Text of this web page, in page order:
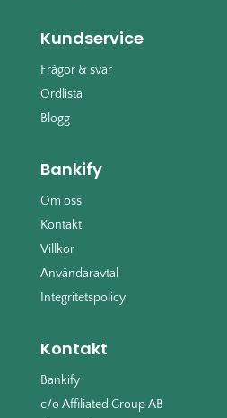
Kundservice
Frågor & svar
Ordlista
Blogg
Bankify
Om oss
Kontakt
Villkor
Användaravtal
Integritetspolicy
Kontakt
Bankify
c/o Affiliated Group AB